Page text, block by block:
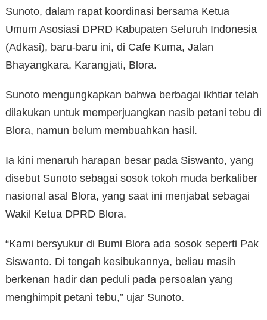
Sunoto, dalam rapat koordinasi bersama Ketua
Umum Asosiasi DPRD Kabupaten Seluruh Indonesia
(Adkasi), baru-baru ini, di Cafe Kuma, Jalan
Bhayangkara, Karangjati, Blora.
Sunoto mengungkapkan bahwa berbagai ikhtiar telah
dilakukan untuk memperjuangkan nasib petani tebu di
Blora, namun belum membuahkan hasil.
Ia kini menaruh harapan besar pada Siswanto, yang
disebut Sunoto sebagai sosok tokoh muda berkaliber
nasional asal Blora, yang saat ini menjabat sebagai
Wakil Ketua DPRD Blora.
“Kami bersyukur di Bumi Blora ada sosok seperti Pak
Siswanto. Di tengah kesibukannya, beliau masih
berkenan hadir dan peduli pada persoalan yang
menghimpit petani tebu,” ujar Sunoto.